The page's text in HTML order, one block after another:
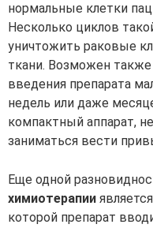
нормальные клетки
Несколько циклов
уничтожить раковые
ткани. Возможен
введения препарата
недель или даже
компактный аппарат,
заниматься вести
Еще одной
химиотерапии
которой препарат